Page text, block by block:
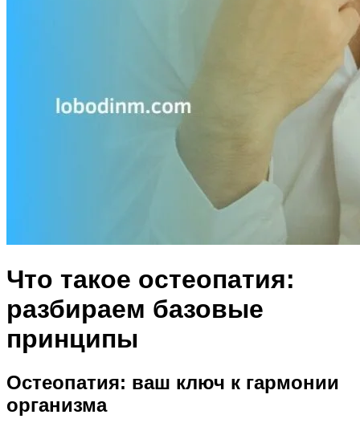
Что такое остеопатия:
разбираем базовые
принципы
Остеопатия: ваш ключ к гармонии
организма